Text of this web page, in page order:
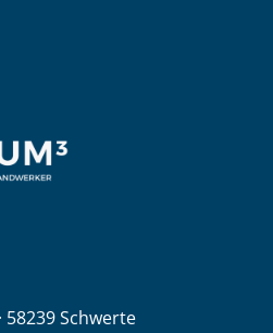
58239 Schwerte